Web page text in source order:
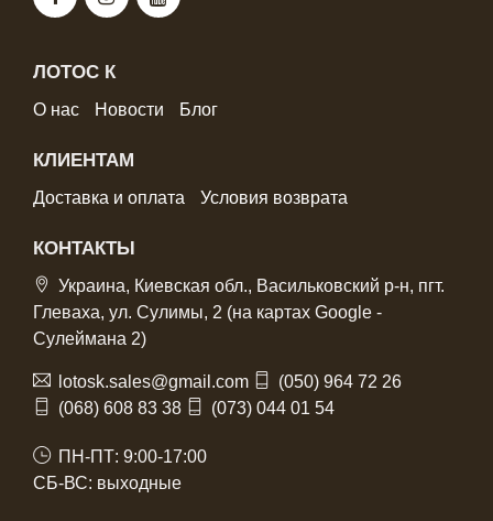
ЛОТОС К
О нас Новости Блог
КЛИЕНТАМ
Доставка и оплата Условия возврата
КОНТАКТЫ
Украина, Киевская обл., Васильковский р-н, пгт.
Глеваха, ул. Сулимы, 2 (на картах Google -
Сулеймана 2)
lotosk.sales@gmail.com
(050) 964 72 26
(068) 608 83 38
(073) 044 01 54
ПН-ПТ: 9:00-17:00
СБ-ВС: выходные